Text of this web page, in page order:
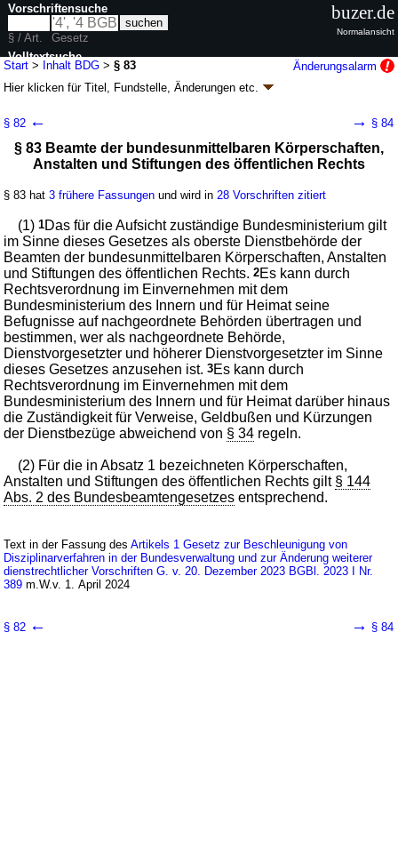
Start > Inhalt BDG >§ 83
Änderungsalarm
Hier klicken fürTitel, Fundstelle, Änderungen etc.
G. v. 19.07.2024BGBl. 2024 I Nr. 247
Geltung ab 01.01.2002; FNA: 2031-4Disziplinarrecht
wird in 254 Vorschriften zitiert
Teil 6 Besondere Bestimmungen für einzelne
Beamtengruppen und für Ruhestandsbeamte
§ 82 ← → § 84
§ 83 Beamte der bundesunmittelbaren Körperschaften,
Anstalten und Stiftungen des öffentlichen Rechts
§ 83 hat3 frühere Fassungen und wird in 28 Vorschriften zitiert
(1)1Das für die Aufsicht zuständige Bundesministerium gilt
im Sinne dieses Gesetzes als oberste Dienstbehörde der
Beamten der bundesunmittelbaren Körperschaften, Anstalten
und Stiftungen des öffentlichen Rechts.2Es kann durch
Rechtsverordnung im Einvernehmen mit dem
Bundesministerium des Innern und für Heimat seine
Befugnisse auf nachgeordnete Behörden übertragen und
bestimmen, wer als nachgeordnete Behörde,
Dienstvorgesetzter und höherer Dienstvorgesetzter im Sinne
dieses Gesetzes anzusehen ist.3Es kann durch
Rechtsverordnung im Einvernehmen mit dem
Bundesministerium des Innern und für Heimat darüber hinaus
die Zuständigkeit für Verweise, Geldbußen und Kürzungen
der Dienstbezüge abweichend von § 34 regeln.
(2) Für die in Absatz 1 bezeichneten Körperschaften,
Anstalten und Stiftungen des öffentlichen Rechts gilt § 144
Abs. 2 des Bundesbeamtengesetzes entsprechend.
Text in der Fassung desArtikels 1 Gesetz zur Beschleunigung von
Disziplinarverfahren in der Bundesverwaltung und zur Änderung weiterer
dienstrechtlicher Vorschriften G. v. 20. Dezember 2023 BGBl. 2023 I Nr.
389 m.W.v. 1. April 2024
§ 82 ← → § 84
Vorschriftensuche
§ / Art.
Gesetz
Volltextsuche
nur in BDG
buzer.de
Normalansicht